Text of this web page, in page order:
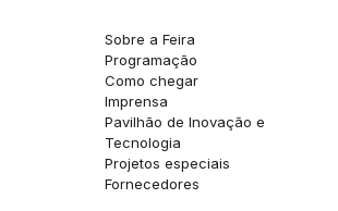
Sobre a Feira
Programação
Como chegar
Imprensa
Pavilhão de Inovação e
Tecnologia
Projetos especiais
Fornecedores